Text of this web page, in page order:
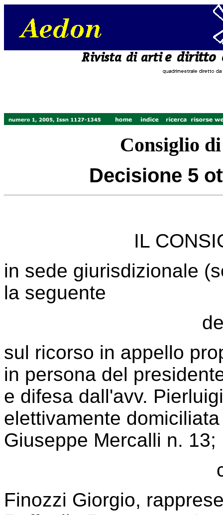
Consiglio
Decisione 5
IL
in sede giurisdizionale
la seguente
sul ricorso in appello
in persona del
e difesa dall'avv.
elettivamente
Giuseppe Mercalli n. 13;
Finozzi Giorgio,